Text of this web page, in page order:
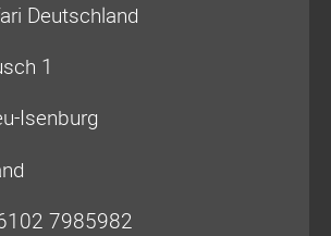
Deutschland
1
Isenburg
7985982